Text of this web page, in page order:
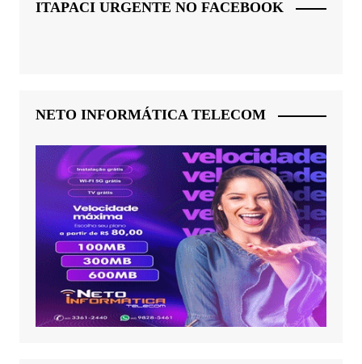
ITAPACI URGENTE NO FACEBOOK
NETO INFORMÁTICA TELECOM